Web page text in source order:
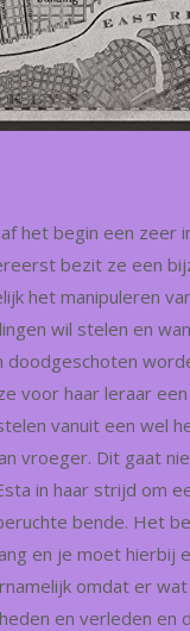
het begin een zeer
bezit ze een
het manipuleren
wil stelen en
doodgeschoten
voor haar leraar
vanuit een wel
vroeger. Dit gaat
in haar strijd om
bende. Het
en je moet hierbij
omdat er
en verleden en